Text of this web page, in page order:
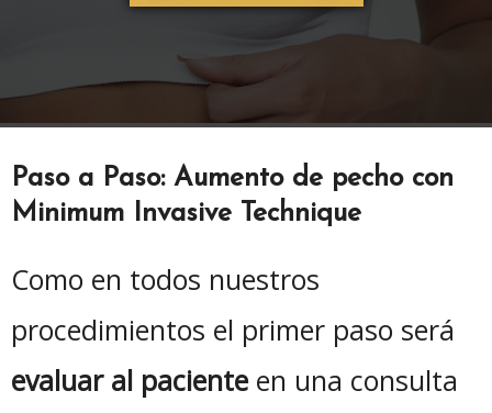
Paso a Paso: Aumento de pecho con
Minimum Invasive Technique
Como en todos nuestros
procedimientos el primer paso será
evaluar al pacienteen una consulta